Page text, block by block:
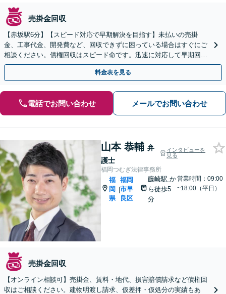
売掛金回収
【赤坂駅6分】【スピード対応で早期解決を目指す】未払いの売掛
金、工事代金、開発費など、回収できずに困っている場合はすぐにご
相談ください。債権回収はスピード命です。迅速に対応して早期回収
を目指します。【休日・夜間面談可】
料金表を見る
電話でお問い合わせ メールでお問い合わせ
山本 恭輔 弁
護士
インタビューを
見る
福岡つむぎ法律事務所
福
岡
県
|
福岡
市早
良区
藤崎駅 か
ら徒歩5
分
営業時間：09:00
~18:00（平日）
売掛金回収
【オンライン相談可】売掛金、賃料・地代、損害賠償請求など債権回
収はご相談ください。建物明渡し請求、仮差押・仮処分の実績もあ